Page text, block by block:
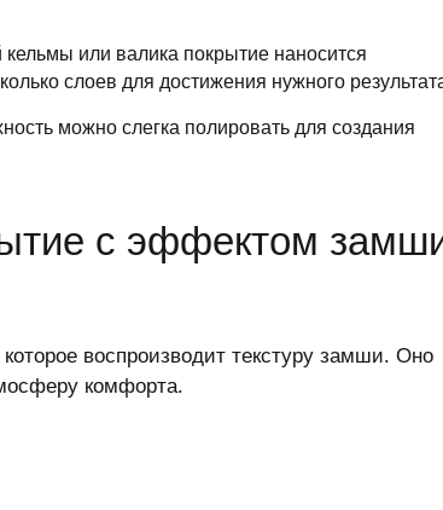
или валика покрытие наносится
слоев для достижения нужного
можно слегка полировать для создания
с эффектом
воспроизводит текстуру замши. Оно
комфорта.